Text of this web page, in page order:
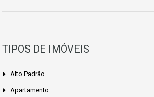
TIPOS DE IMÓVEIS
Alto Padrão
Apartamento